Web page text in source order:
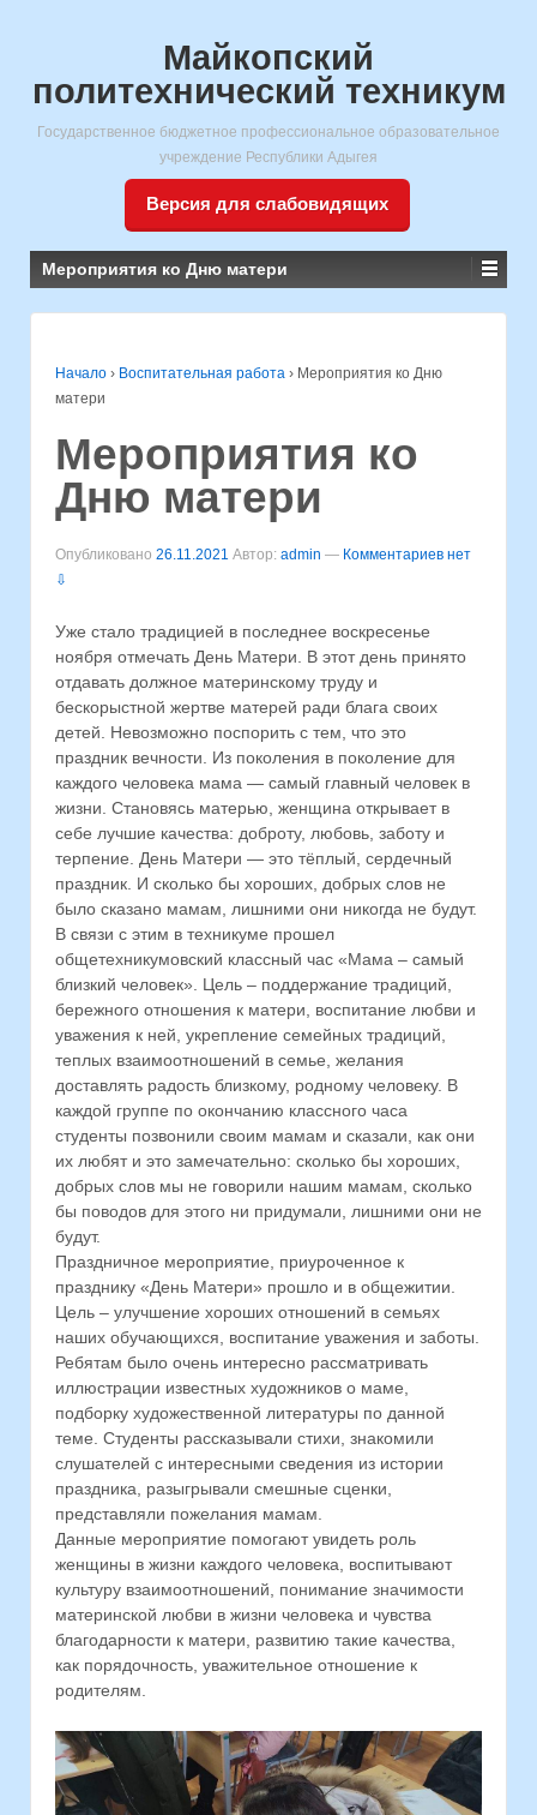
Майкопский
политехнический техникум
Государственное бюджетное профессиональное образовательное
учреждение Республики Адыгея
Версия для слабовидящих
Мероприятия ко Дню матери
Начало › Воспитательная работа › Мероприятия ко Дню
матери
Мероприятия ко
Дню матери
Опубликовано 26.11.2021 Автор: admin — Комментариев нет
⇩
Уже стало традицией в последнее воскресенье
ноября отмечать День Матери. В этот день принято
отдавать должное материнскому труду и
бескорыстной жертве матерей ради блага своих
детей. Невозможно поспорить с тем, что это
праздник вечности. Из поколения в поколение для
каждого человека мама — самый главный человек в
жизни. Становясь матерью, женщина открывает в
себе лучшие качества: доброту, любовь, заботу и
терпение. День Матери — это тёплый, сердечный
праздник. И сколько бы хороших, добрых слов не
было сказано мамам, лишними они никогда не будут.
В связи с этим в техникуме прошел
общетехникумовский классный час «Мама – самый
близкий человек». Цель – поддержание традиций,
бережного отношения к матери, воспитание любви и
уважения к ней, укрепление семейных традиций,
теплых взаимоотношений в семье, желания
доставлять радость близкому, родному человеку. В
каждой группе по окончанию классного часа
студенты позвонили своим мамам и сказали, как они
их любят и это замечательно: сколько бы хороших,
добрых слов мы не говорили нашим мамам, сколько
бы поводов для этого ни придумали, лишними они не
будут.
Праздничное мероприятие, приуроченное к
празднику «День Матери» прошло и в общежитии.
Цель – улучшение хороших отношений в семьях
наших обучающихся, воспитание уважения и заботы.
Ребятам было очень интересно рассматривать
иллюстрации известных художников о маме,
подборку художественной литературы по данной
теме. Студенты рассказывали стихи, знакомили
слушателей с интересными сведения из истории
праздника, разыгрывали смешные сценки,
представляли пожелания мамам.
Данные мероприятие помогают увидеть роль
женщины в жизни каждого человека, воспитывают
культуру взаимоотношений, понимание значимости
материнской любви в жизни человека и чувства
благодарности к матери, развитию такие качества,
как порядочность, уважительное отношение к
родителям.